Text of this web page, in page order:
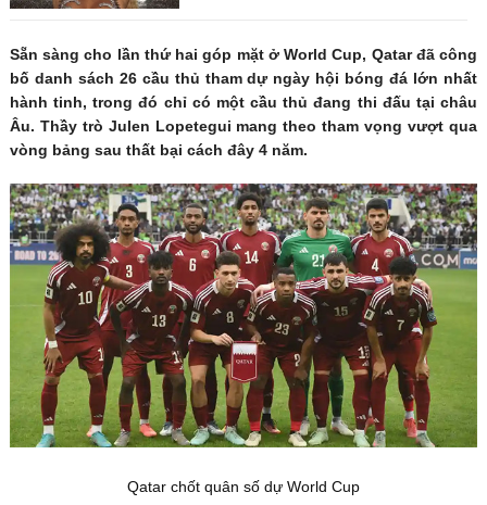
Sẵn sàng cho lần thứ hai góp mặt ở World Cup, Qatar đã công
bố danh sách 26 cầu thủ tham dự ngày hội bóng đá lớn nhất
hành tinh, trong đó chỉ có một cầu thủ đang thi đấu tại châu
Âu. Thầy trò Julen Lopetegui mang theo tham vọng vượt qua
vòng bảng sau thất bại cách đây 4 năm.
Qatar chốt quân số dự World Cup